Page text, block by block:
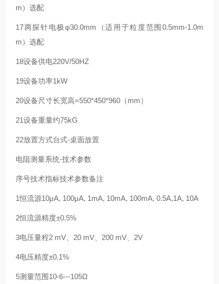
m）选配
17两探针电极φ30.0mm（适用于粒度范围0.5mm-1.0m
m）选配
18设备供电220V/50HZ
19设备功率1kW
20设备尺寸长宽高=550*450*960（mm）
21设备重量约75kG
22放置方式台式-桌面放置
电阻测量系统-技术参数
序号技术指标技术参数备注
1恒流源10μA, 100μA, 1mA, 10mA, 100mA, 0.5A,1A, 10A
2恒流源精度±0.5%
3电压量程2 mV、20 mV、200 mV、2V
4电压精度±0.1%
5测量范围10-6---105Ω